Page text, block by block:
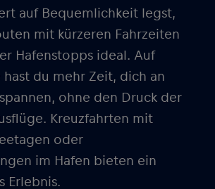
auf Bequemlichkeit legst,
mit kürzeren Fahrzeiten
Hafenstopps ideal. Auf
hast du mehr Zeit, dich an
ohne den Druck der
Kreuzfahrten mit
oder
im Hafen bieten ein
Erlebnis.